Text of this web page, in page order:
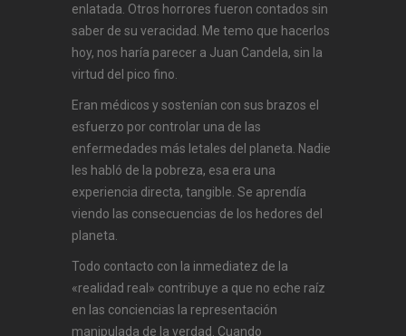
enlatada. Otros horrores fueron contados sin
saber de su veracidad. Me temo que hacerlos
hoy, nos haría parecer a Juan Candela, sin la
virtud del pico fino.
Eran médicos y sostenían con sus brazos el
esfuerzo por controlar una de las
enfermedades más letales del planeta. Nadie
les habló de la pobreza, esa era una
experiencia directa, tangible. Se aprendía
viendo las consecuencias de los hedores del
planeta.
Todo contacto con la inmediatez de la
«realidad real» contribuye a que no eche raíz
en las conciencias la representación
manipulada de la verdad. Cuando